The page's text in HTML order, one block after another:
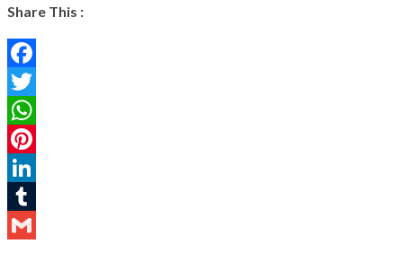
Share This :
Facebook
Twitter
WhatsApp
Pinterest
LinkedIn
Tumblr